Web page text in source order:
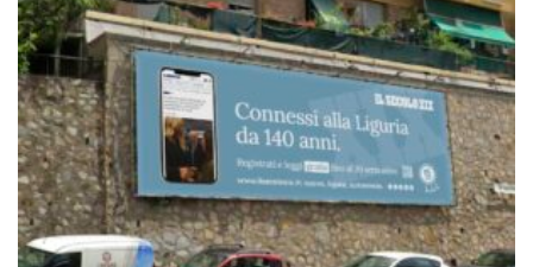
OPINIONI